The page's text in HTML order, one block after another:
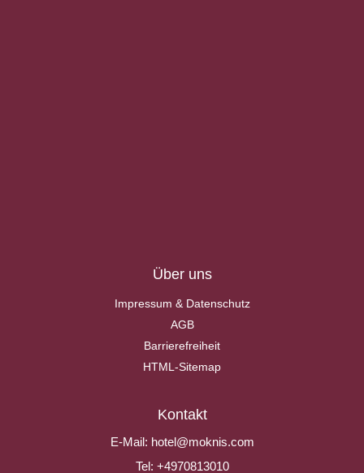
Über uns
Impressum & Datenschutz
AGB
Barrierefreiheit
HTML-Sitemap
Kontakt
E-Mail: hotel@moknis.com
Tel: +4970813010